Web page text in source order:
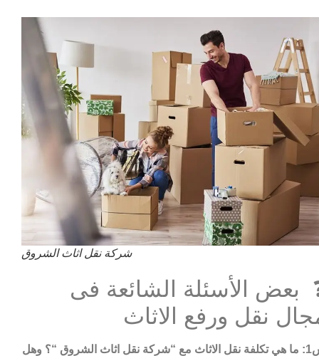
شركة نقل اثاث الشروق
بعض الأسئلة الشائعة فى
نقل ورفع الاثاث
نقل اثاث الشروق
“؟ وهل